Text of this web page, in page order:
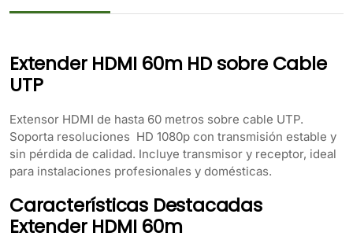
Extender HDMI 60m HD sobre Cable
UTP
Extensor HDMI de hasta 60 metros sobre cable UTP.
Soporta resoluciones HD 1080p con transmisión estable y
sin pérdida de calidad. Incluye transmisor y receptor, ideal
para instalaciones profesionales y domésticas.
Características Destacadas
Extender HDMI 60m